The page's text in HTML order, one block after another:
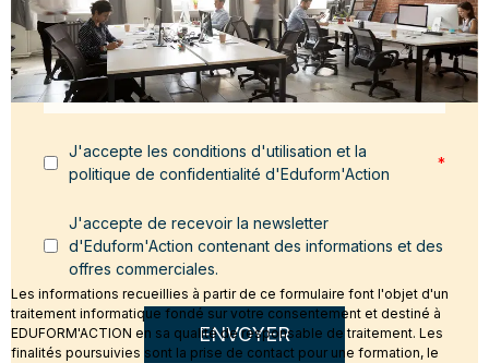
Message
J'accepte les conditions d'utilisation et la
politique de confidentialité d'Eduform'Action
*
J'accepte de recevoir la newsletter
d'Eduform'Action contenant des informations et des
offres commerciales.
ENVOYER
Les informations recueillies à partir de ce formulaire font l'objet d'un
traitement informatique fondé sur votre consentement et destiné à
EDUFORM'ACTION en sa qualité de responsable de traitement. Les
finalités poursuivies sont la prise de contact pour une formation, le